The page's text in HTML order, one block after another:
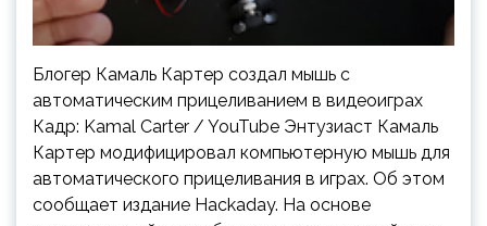
Блогер Камаль Картер создал мышь с
автоматическим прицеливанием в видеоиграх
Кадр: Kamal Carter / YouTube Энтузиаст Камаль
Картер модифицировал компьютерную мышь для
автоматического прицеливания в играх. Об этом
сообщает издание Hackaday. На основе